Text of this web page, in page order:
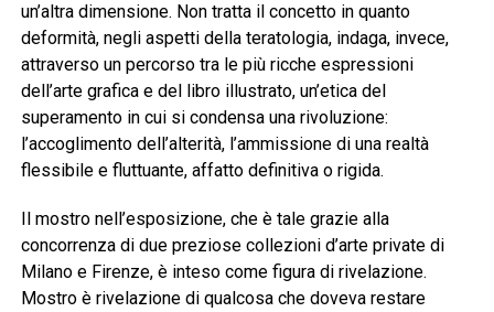
un’altra dimensione. Non tratta il concetto in quanto
deformità, negli aspetti della teratologia, indaga, invece,
attraverso un percorso tra le più ricche espressioni
dell’arte grafica e del libro illustrato, un’etica del
superamento in cui si condensa una rivoluzione:
l’accoglimento dell’alterità, l’ammissione di una realtà
flessibile e fluttuante, affatto definitiva o rigida.
Il mostro nell’esposizione, che è tale grazie alla
concorrenza di due preziose collezioni d’arte private di
Milano e Firenze, è inteso come figura di rivelazione.
Mostro è rivelazione di qualcosa che doveva restare